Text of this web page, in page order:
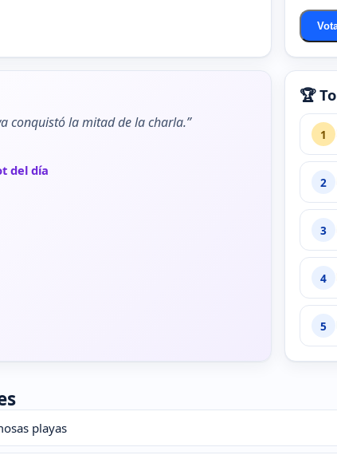
conquistó la mitad de la charla.”
del día
🏆
1
2
3
4
5
playas